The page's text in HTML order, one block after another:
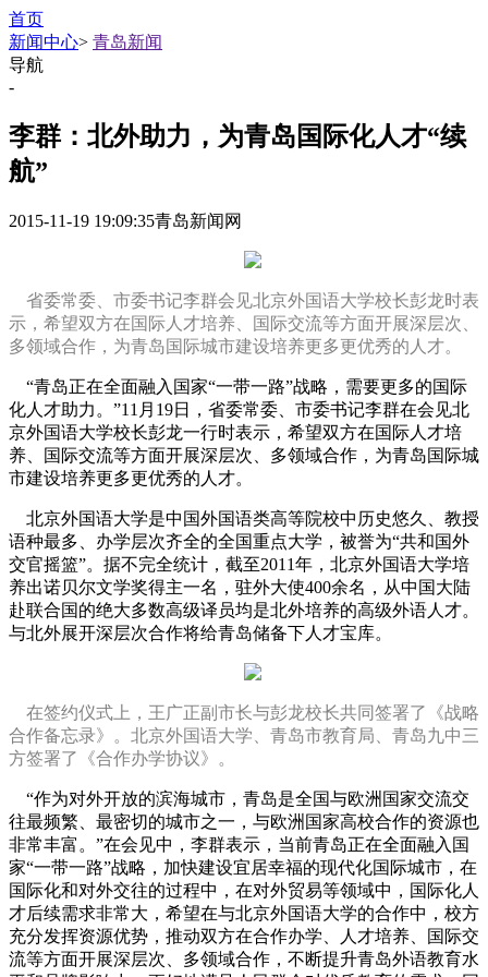
首页
新闻中心> 青岛新闻
导航
-
李群：北外助力，为青岛国际化人才“续
航”
2015-11-19 19:09:35青岛新闻网
省委常委、市委书记李群会见北京外国语大学校长彭龙时表
示，希望双方在国际人才培养、国际交流等方面开展深层次、
多领域合作，为青岛国际城市建设培养更多更优秀的人才。
“青岛正在全面融入国家“一带一路”战略，需要更多的国际
化人才助力。”11月19日，省委常委、市委书记李群在会见北
京外国语大学校长彭龙一行时表示，希望双方在国际人才培
养、国际交流等方面开展深层次、多领域合作，为青岛国际城
市建设培养更多更优秀的人才。
北京外国语大学是中国外国语类高等院校中历史悠久、教授
语种最多、办学层次齐全的全国重点大学，被誉为“共和国外
交官摇篮”。据不完全统计，截至2011年，北京外国语大学培
养出诺贝尔文学奖得主一名，驻外大使400余名，从中国大陆
赴联合国的绝大多数高级译员均是北外培养的高级外语人才。
与北外展开深层次合作将给青岛储备下人才宝库。
在签约仪式上，王广正副市长与彭龙校长共同签署了《战略
合作备忘录》。北京外国语大学、青岛市教育局、青岛九中三
方签署了《合作办学协议》。
“作为对外开放的滨海城市，青岛是全国与欧洲国家交流交
往最频繁、最密切的城市之一，与欧洲国家高校合作的资源也
非常丰富。”在会见中，李群表示，当前青岛正在全面融入国
家“一带一路”战略，加快建设宜居幸福的现代化国际城市，在
国际化和对外交往的过程中，在对外贸易等领域中，国际化人
才后续需求非常大，希望在与北京外国语大学的合作中，校方
充分发挥资源优势，推动双方在合作办学、人才培养、国际交
流等方面开展深层次、多领域合作，不断提升青岛外语教育水